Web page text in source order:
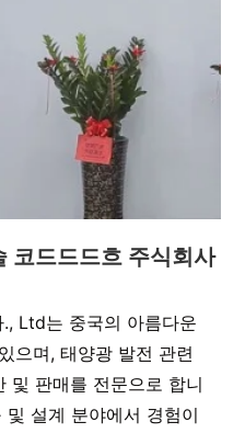
코드드드흐 주식회사
Ltd는 중국의 아름다운
으며, 태양광 발전 관련
및 판매를 전문으로 합니
설계 분야에서 경험이